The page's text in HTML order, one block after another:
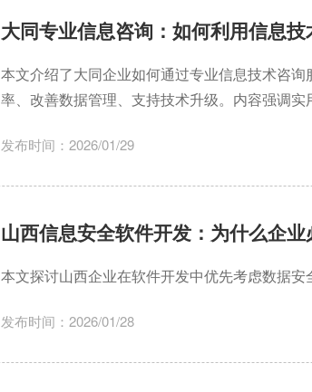
大同专业信息咨询：如何利用信息
本文介绍了大同企业如何通过专业信息技术咨
率、改善数据管理、支持技术升级。内容强调实
发布时间：2026/01/29
山西信息安全软件开发：为什么企
本文探讨山西企业在软件开发中优先考虑数据安
发布时间：2026/01/28